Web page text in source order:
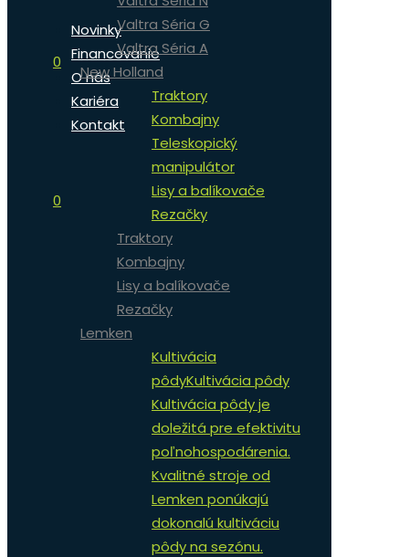
0
Novinky
Financovanie
O nás
Kariéra
Kontakt
0
Valtra Séria G
Valtra Séria A
New Holland
Traktory
Kombajny
Teleskopický
manipulátor
Lisy a balíkovače
Rezačky
Traktory
Kombajny
Lisy a balíkovače
Rezačky
Lemken
Kultivácia
pôdyKultivácia pôdy
Kultivácia pôdy je
doležitá pre efektivitu
poľnohospodárenia.
Kvalitné stroje od
Lemken ponúkajú
dokonalú kultiváciu
pôdy na sezónu.